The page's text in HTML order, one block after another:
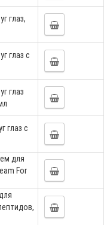
глаз,
глаз с
глаз
глаз с
для
For